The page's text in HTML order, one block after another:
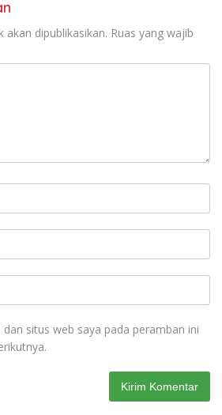
akan dipublikasikan. Ruas yang wajib
situs web saya pada peramban ini